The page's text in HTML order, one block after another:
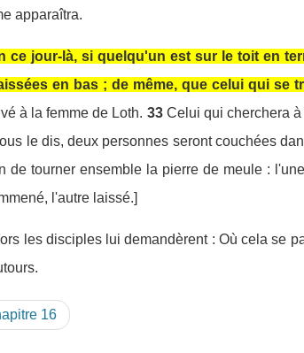
apparaîtra.
ce jour-là, si quelqu'un est sur le toit en
en bas ; de même, que celui qui se
à la femme de Loth. 33 Celui qui cherchera
le dis, deux personnes seront couchées
de tourner ensemble la pierre de meule :
l'autre laissé.]
les disciples lui demandèrent : Où cela se
16